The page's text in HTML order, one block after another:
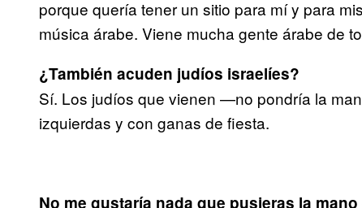
porque quería tener un sitio para mí y para
música árabe. Viene mucha gente árabe de
¿También acuden judíos israelíes?
Sí. Los judíos que vienen —no pondría la
izquierdas y con ganas de fiesta.
No me gustaría nada que pusieras la